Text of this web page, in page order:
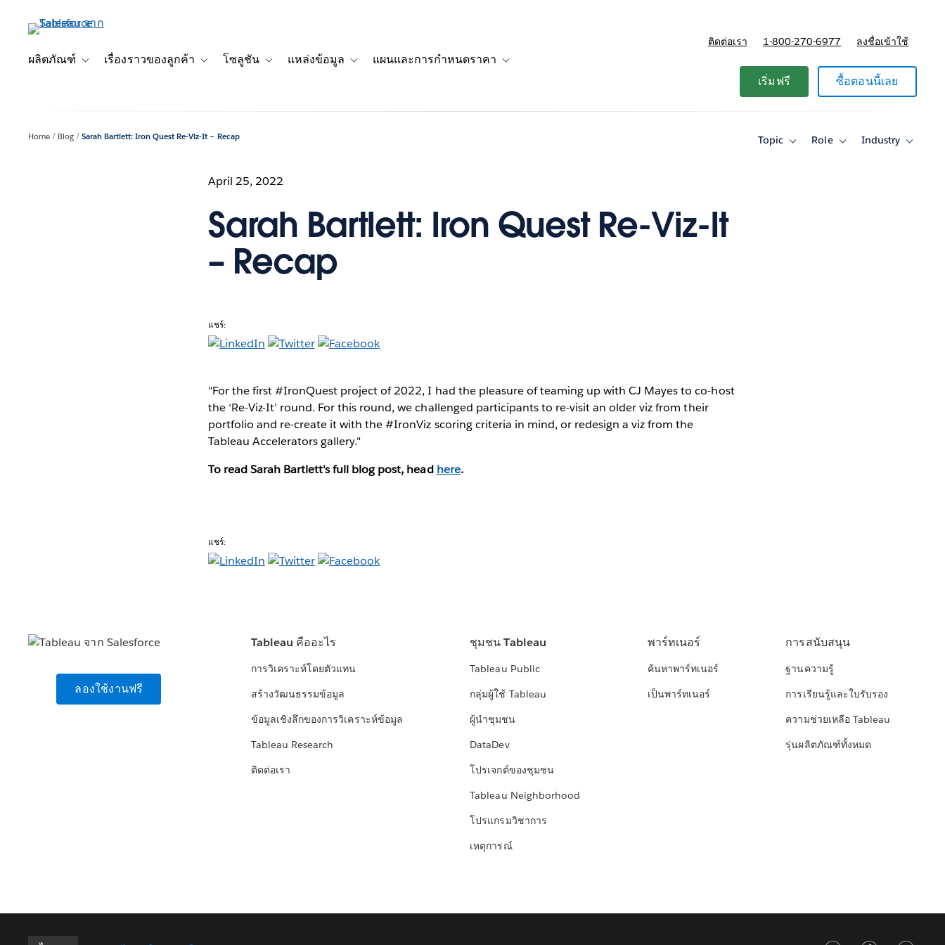
เนื้อหาผลิตภัณฑ์
Toggle sub-navigation for ผลิตภัณฑ์
เรื่องราวของลูกค้า
Toggle sub-navigation for เรื่องราวของลูกค้า
โซลูชัน
Toggle sub-navigation for โซลูชัน
แหล่งข้อมูล แผนและการกำหนดราคา
ติดต่อเรา 1-800-270-6977 ลงชื่อเข้าใช้
เริ่มฟรี ซื้อตอนนี้เลย
Home Blog Sarah Bartlett: Iron Quest Re-Viz-It – Recap Topic
ToggleRole
ToggleIndustry
Toggle
April 25, 2022
Sarah Bartlett: Iron Quest Re-Viz-It
– Recap
แชร์:
"For the first #IronQuest project of 2022, I had the pleasure of teaming up with CJ Mayes to co-host
the ‘Re-Viz-It’ round. For this round, we challenged participants to re-visit an older viz from their
portfolio and re-create it with the #IronViz scoring criteria in mind, or redesign a viz from the
Tableau Accelerators gallery."
To read Sarah Bartlett's full blog post, head here.
แชร์:
ลองใช้งานฟรี
Tableau คืออะไร
การวิเคราะห์โดยตัวแทน
สร้างวัฒนธรรมข้อมูล
ข้อมูลเชิงลึกของการวิเคราะห์ข้อมูล
Tableau Research
ติดต่อเรา
ชุมชน Tableau
Tableau Public
กลุ่มผู้ใช้ Tableau
ผู้นำชุมชน
DataDev
โปรเจกต์ของชุมชน
Tableau Neighborhood
โปรแกรมวิชาการ
เหตุการณ์
พาร์ทเนอร์
ค้นหาพาร์ทเนอร์
เป็นพาร์ทเนอร์
การสนับสนุน
ฐานความรู้
การเรียนรู้และใบรับรอง
ความช่วยเหลือ Tableau
รุ่นผลิตภัณฑ์ทั้งหมด